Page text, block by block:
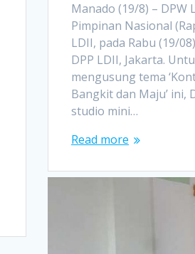
Manado (19/8) – DPW
Pimpinan Nasional
LDII, pada Rabu (19/
DPP LDII, Jakarta.
mengusung tema
Bangkit dan Maju’ ini,
studio mini…
Read more